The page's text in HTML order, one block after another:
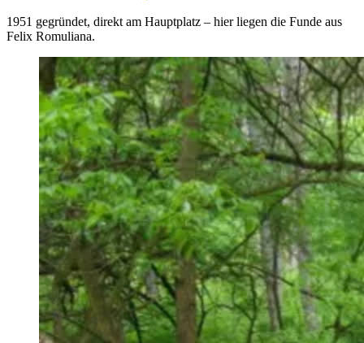
1951 gegründet, direkt am Hauptplatz – hier liegen die Funde aus
Felix Romuliana.